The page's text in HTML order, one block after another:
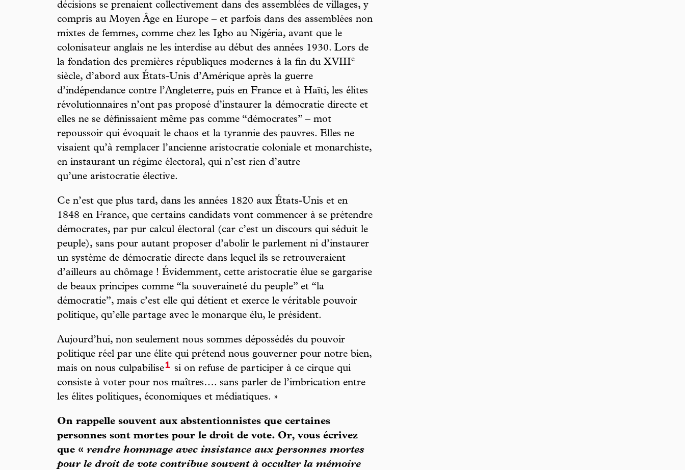
décisions se prenaient collectivement dans des assemblées de villages, y
compris au Moyen Âge en Europe – et parfois dans des assemblées non
mixtes de femmes, comme chez les Igbo au Nigéria, avant que le
colonisateur anglais ne les interdise au début des années 1930. Lors de
la fondation des premières républiques modernes à la fin du XVIIIe
siècle, d’abord aux États-Unis d’Amérique après la guerre
d’indépendance contre l’Angleterre, puis en France et à Haïti, les élites
révolutionnaires n’ont pas proposé d’instaurer la démocratie directe et
elles ne se définissaient même pas comme “démocrates” – mot
repoussoir qui évoquait le chaos et la tyrannie des pauvres. Elles ne
visaient qu’à remplacer l’ancienne aristocratie coloniale et monarchiste,
en instaurant un régime électoral, qui n’est rien d’autre
qu’une aristocratie élective.
Ce n’est que plus tard, dans les années 1820 aux États-Unis et en
1848 en France, que certains candidats vont commencer à se prétendre
démocrates, par pur calcul électoral (car c’est un discours qui séduit le
peuple), sans pour autant proposer d’abolir le parlement ni d’instaurer
un système de démocratie directe dans lequel ils se retrouveraient
d’ailleurs au chômage ! Évidemment, cette aristocratie élue se gargarise
de beaux principes comme “la souveraineté du peuple” et “la
démocratie”, mais c’est elle qui détient et exerce le véritable pouvoir
politique, qu’elle partage avec le monarque élu, le président.
Aujourd’hui, non seulement nous sommes dépossédés du pouvoir
politique réel par une élite qui prétend nous gouverner pour notre bien,
mais on nous culpabilise1 si on refuse de participer à ce cirque qui
consiste à voter pour nos maîtres…. sans parler de l’imbrication entre
les élites politiques, économiques et médiatiques. »
On rappelle souvent aux abstentionnistes que certaines
personnes sont mortes pour le droit de vote. Or, vous écrivez
que « rendre hommage avec insistance aux personnes mortes
pour le droit de vote contribue souvent à occulter la mémoire